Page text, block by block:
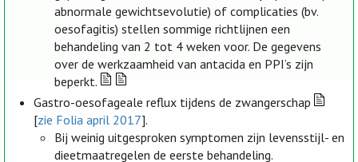
abnormale gewichtsevolutie) of complicaties (bv.
oesofagitis) stellen sommige richtlijnen een
behandeling van 2 tot 4 weken voor. De gegevens
over de werkzaamheid van antacida en PPI’s zijn
beperkt.
Gastro-oesofageale reflux tijdens de zwangerschap
[zie Folia april 2017].
Bij weinig uitgesproken symptomen zijn levensstijl- en
dieetmaatregelen de eerste behandeling.